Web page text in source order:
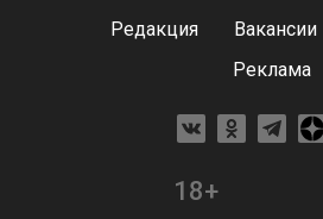
Редакция Вакансии
Реклама
18+